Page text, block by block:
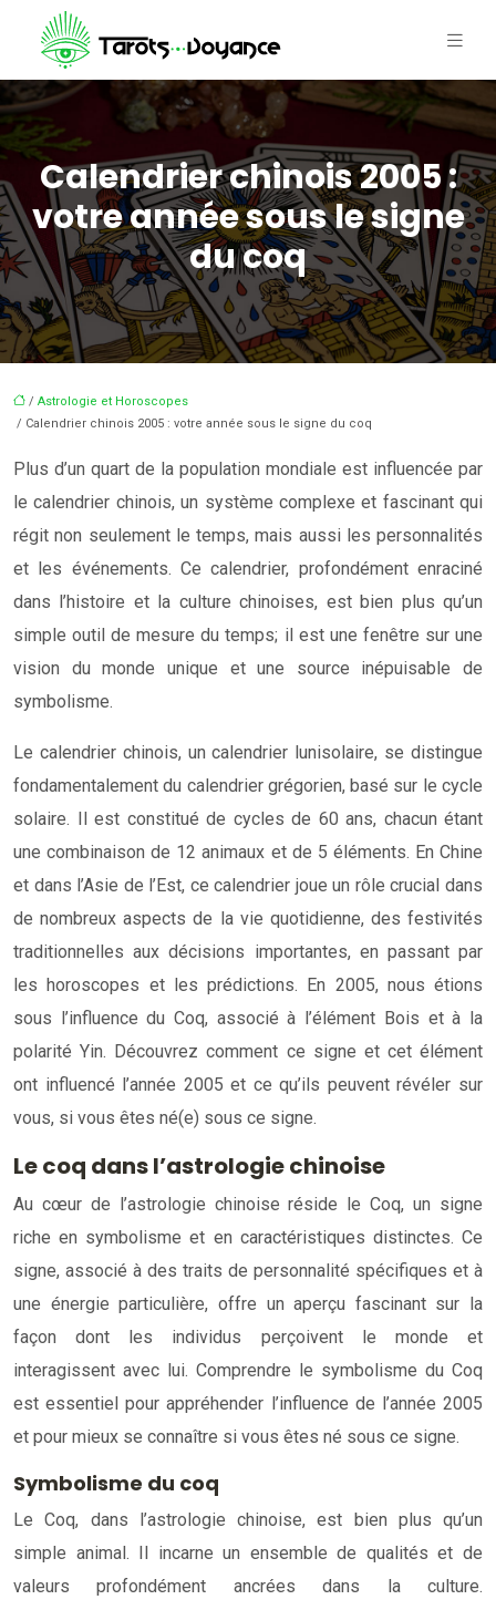
Calendrier chinois 2005 :
votre année sous le signe
du coq
/ Astrologie et Horoscopes
/ Calendrier chinois 2005 : votre année sous le signe du coq
Plus d’un quart de la population mondiale est influencée par
le calendrier chinois, un système complexe et fascinant qui
régit non seulement le temps, mais aussi les personnalités
et les événements. Ce calendrier, profondément enraciné
dans l’histoire et la culture chinoises, est bien plus qu’un
simple outil de mesure du temps; il est une fenêtre sur une
vision du monde unique et une source inépuisable de
symbolisme.
Le calendrier chinois, un calendrier lunisolaire, se distingue
fondamentalement du calendrier grégorien, basé sur le cycle
solaire. Il est constitué de cycles de 60 ans, chacun étant
une combinaison de 12 animaux et de 5 éléments. En Chine
et dans l’Asie de l’Est, ce calendrier joue un rôle crucial dans
de nombreux aspects de la vie quotidienne, des festivités
traditionnelles aux décisions importantes, en passant par
les horoscopes et les prédictions. En 2005, nous étions
sous l’influence du Coq, associé à l’élément Bois et à la
polarité Yin. Découvrez comment ce signe et cet élément
ont influencé l’année 2005 et ce qu’ils peuvent révéler sur
vous, si vous êtes né(e) sous ce signe.
Le coq dans l’astrologie chinoise
Au cœur de l’astrologie chinoise réside le Coq, un signe
riche en symbolisme et en caractéristiques distinctes. Ce
signe, associé à des traits de personnalité spécifiques et à
une énergie particulière, offre un aperçu fascinant sur la
façon dont les individus perçoivent le monde et
interagissent avec lui. Comprendre le symbolisme du Coq
est essentiel pour appréhender l’influence de l’année 2005
et pour mieux se connaître si vous êtes né sous ce signe.
Symbolisme du coq
Le Coq, dans l’astrologie chinoise, est bien plus qu’un
simple animal. Il incarne un ensemble de qualités et de
valeurs profondément ancrées dans la culture.